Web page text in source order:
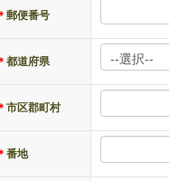
郵便番号
都道府県
市区郡町村
番地